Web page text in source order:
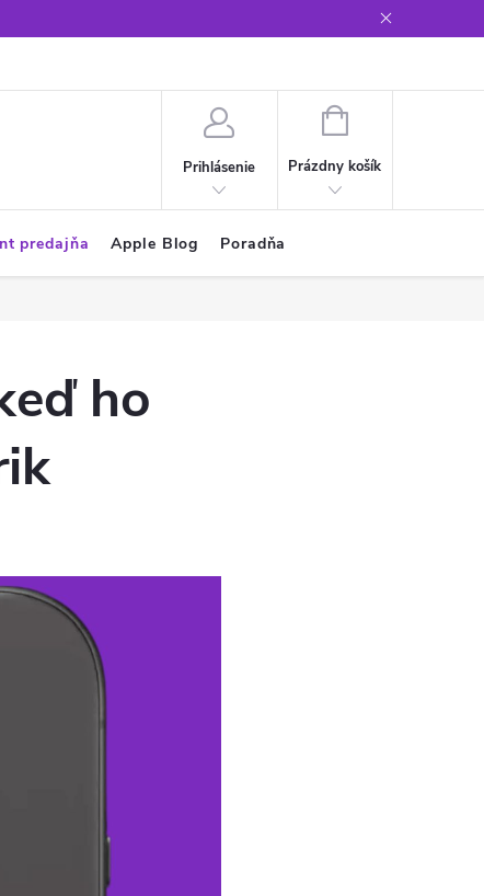
Prihlásenie
NÁKUPNÝ
Prázdny košík
predajňa Apple Blog Poradňa
ho